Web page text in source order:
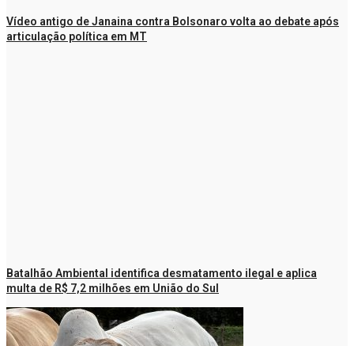
Vídeo antigo de Janaina contra Bolsonaro volta ao debate após
articulação política em MT
Batalhão Ambiental identifica desmatamento ilegal e aplica
multa de R$ 7,2 milhões em União do Sul